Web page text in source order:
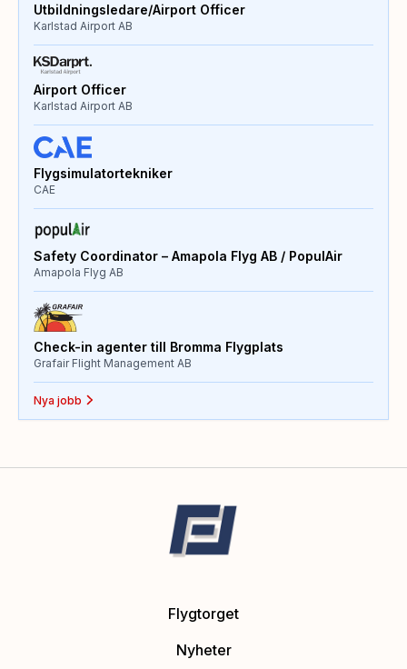
Utbildningsledare/Airport Officer
Karlstad Airport AB
Airport Officer
Karlstad Airport AB
Flygsimulatortekniker
CAE
Safety Coordinator – Amapola Flyg AB / PopulAir
Amapola Flyg AB
Check-in agenter till Bromma Flygplats
Grafair Flight Management AB
Nya jobb
Flygtorget
Nyheter